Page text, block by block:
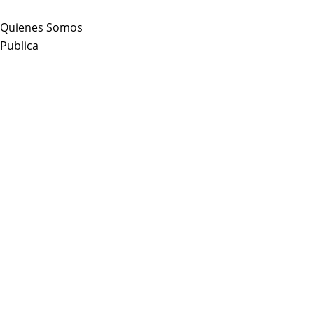
to
content
Quienes Somos
Publica